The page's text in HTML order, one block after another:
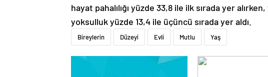
hayat pahalılığı yüzde 33,8 ile ilk sırada yer
yoksulluk yüzde 13,4 ile üçüncü sırada yer aldı.
Bireylerin Düzeyi Evli Mutlu Yaş